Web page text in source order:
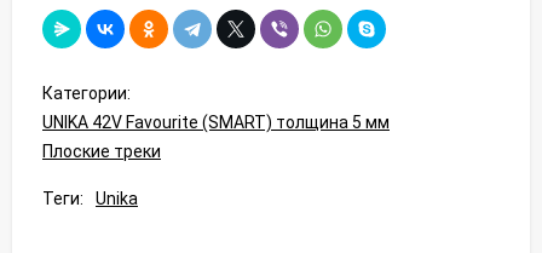
Категории:
UNIKA 42V Favourite (SMART) толщина 5 мм
Плоские треки
Теги: Unika